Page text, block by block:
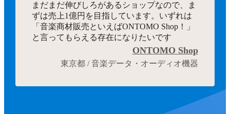
まだまだ伸びしろがあるショップなので、ま
ずは売上1億円を目指しています。いずれは
「音楽商材販売といえばONTOMO Shop！」
と言ってもらえる存在になりたいです
ONTOMO Shop
東京都 / 音楽データ・オーディオ機器